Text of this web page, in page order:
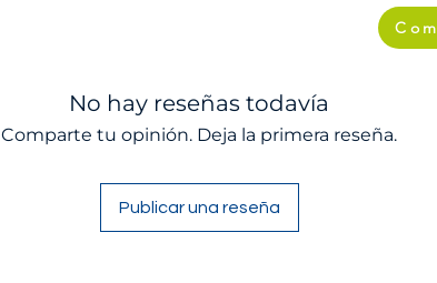
No hay reseñas todavía
Comparte tu opinión. Deja la primera reseña.
Publicar una reseña